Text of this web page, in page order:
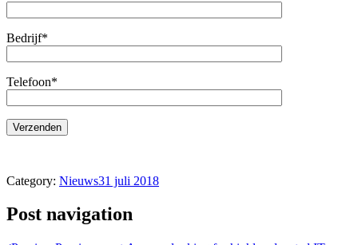
Bedrijf*
Telefoon*
Category: Nieuws31 juli 2018
Post navigation